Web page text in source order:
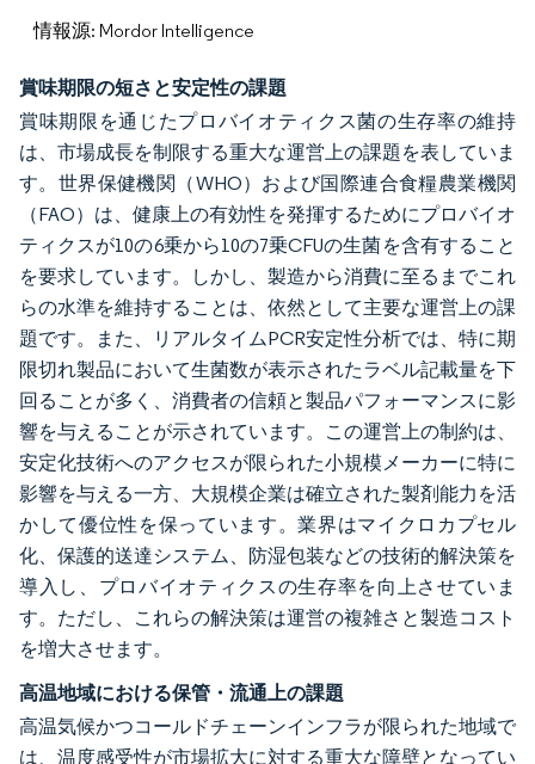
情報源: Mordor Intelligence
賞味期限の短さと安定性の課題
賞味期限を通じたプロバイオティクス菌の生存率の維持
は、市場成長を制限する重大な運営上の課題を表していま
す。世界保健機関（WHO）および国際連合食糧農業機関
（FAO）は、健康上の有効性を発揮するためにプロバイオ
ティクスが10の6乗から10の7乗CFUの生菌を含有すること
を要求しています。しかし、製造から消費に至るまでこれ
らの水準を維持することは、依然として主要な運営上の課
題です。また、リアルタイムPCR安定性分析では、特に期
限切れ製品において生菌数が表示されたラベル記載量を下
回ることが多く、消費者の信頼と製品パフォーマンスに影
響を与えることが示されています。この運営上の制約は、
安定化技術へのアクセスが限られた小規模メーカーに特に
影響を与える一方、大規模企業は確立された製剤能力を活
かして優位性を保っています。業界はマイクロカプセル
化、保護的送達システム、防湿包装などの技術的解決策を
導入し、プロバイオティクスの生存率を向上させていま
す。ただし、これらの解決策は運営の複雑さと製造コスト
を増大させます。
高温地域における保管・流通上の課題
高温気候かつコールドチェーンインフラが限られた地域で
は、温度感受性が市場拡大に対する重大な障壁となってい